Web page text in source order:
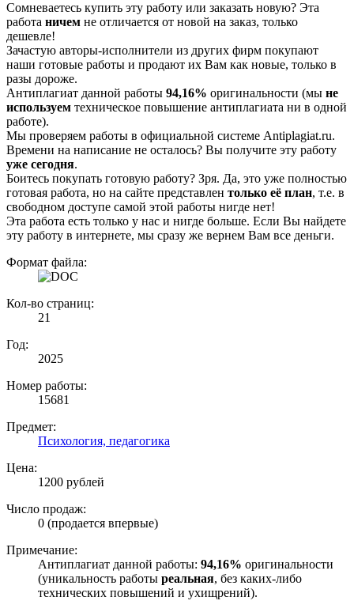
Сомневаетесь купить эту работу или заказать новую? Эта
работа ничем не отличается от новой на заказ, только
дешевле!
Зачастую авторы-исполнители из других фирм покупают
наши готовые работы и продают их Вам как новые, только в
разы дороже.
Антиплагиат данной работы 94,16% оригинальности (мы не
используем техническое повышение антиплагиата ни в одной
работе).
Мы проверяем работы в официальной системе Аntiplagiat.ru.
Времени на написание не осталось? Вы получите эту работу
уже сегодня.
Боитесь покупать готовую работу? Зря. Да, это уже полностью
готовая работа, но на сайте представлен только её план, т.е. в
свободном доступе самой этой работы нигде нет!
Эта работа есть только у нас и нигде больше. Если Вы найдете
эту работу в интернете, мы сразу же вернем Вам все деньги.
Формат файла:
Кол-во страниц:
21
Год:
2025
Номер работы:
15681
Предмет:
Психология, педагогика
Цена:
1200 рублей
Число продаж:
0 (продается впервые)
Примечание:
Антиплагиат данной работы: 94,16% оригинальности
(уникальность работы реальная, без каких-либо
технических повышений и ухищрений).